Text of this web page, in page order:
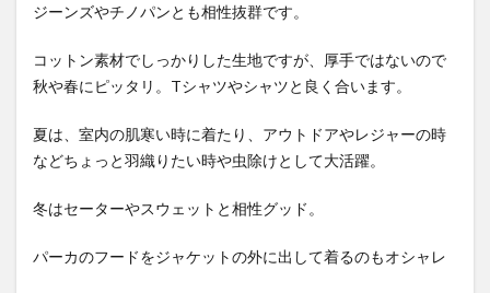
ジーンズやチノパンとも相性抜群です。
コットン素材でしっかりした生地ですが、厚手ではないので
秋や春にピッタリ。Tシャツやシャツと良く合います。
夏は、室内の肌寒い時に着たり、アウトドアやレジャーの時
などちょっと羽織りたい時や虫除けとして大活躍。
冬はセーターやスウェットと相性グッド。
パーカのフードをジャケットの外に出して着るのもオシャレ